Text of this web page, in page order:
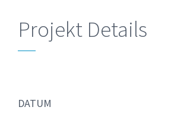
Projekt Details
DATUM